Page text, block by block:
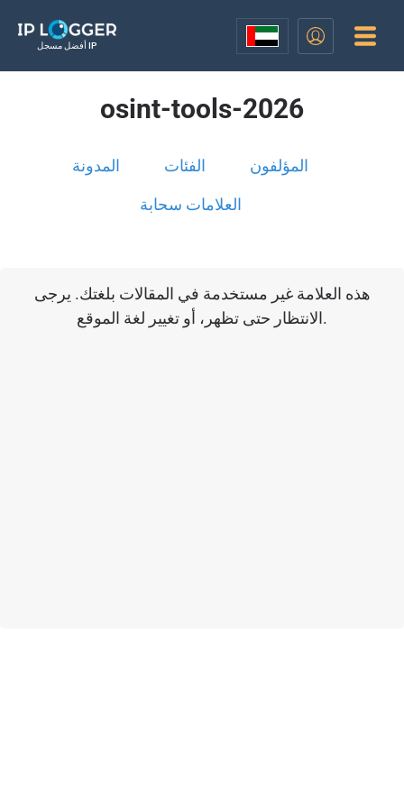
أفضل مسجل IP
osint-tools-2026
المدونة الفئات المؤلفون
العلامات سحابة